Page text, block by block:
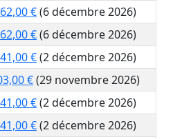
€(6 décembre 2026)
€(6 décembre 2026)
€(2 décembre 2026)
€(29 novembre 2026)
€(2 décembre 2026)
€(2 décembre 2026)